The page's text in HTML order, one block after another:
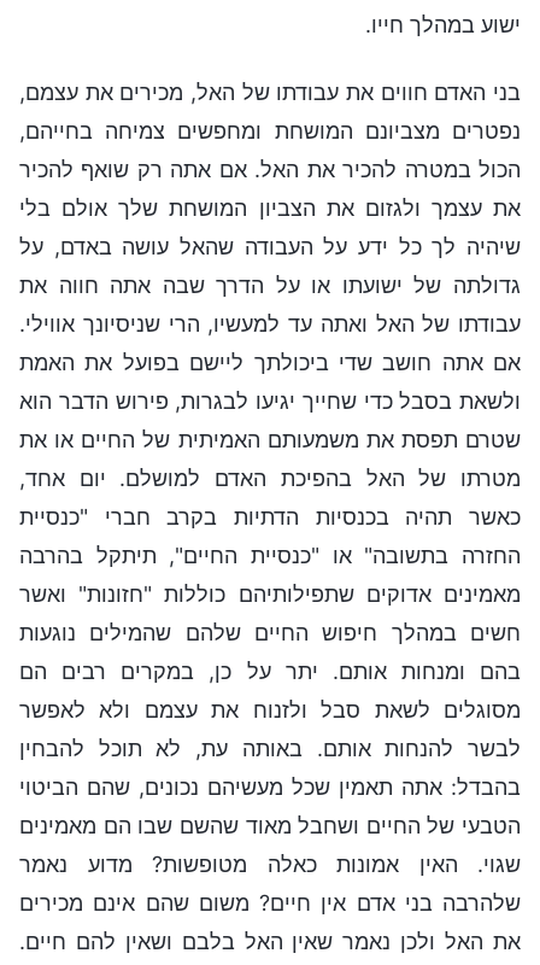
ישוע במהלך חייו.
בני האדם חווים את עבודתו של האל, מכירים את עצמם,
נפטרים מצביונם המושחת ומחפשים צמיחה בחייהם,
הכול במטרה להכיר את האל. אם אתה רק שואף להכיר
את עצמך ולגזום את הצביון המושחת שלך אולם בלי
שיהיה לך כל ידע על העבודה שהאל עושה באדם, על
גדולתה של ישועתו או על הדרך שבה אתה חווה את
עבודתו של האל ואתה עד למעשיו, הרי שניסיונך אווילי.
אם אתה חושב שדי ביכולתך ליישם בפועל את האמת
ולשאת בסבל כדי שחייך יגיעו לבגרות, פירוש הדבר הוא
שטרם תפסת את משמעותם האמיתית של החיים או את
מטרתו של האל בהפיכת האדם למושלם. יום אחד,
כאשר תהיה בכנסיות הדתיות בקרב חברי "כנסיית
החזרה בתשובה" או "כנסיית החיים", תיתקל בהרבה
מאמינים אדוקים שתפילותיהם כוללות "חזונות" ואשר
חשים במהלך חיפוש החיים שלהם שהמילים נוגעות
בהם ומנחות אותם. יתר על כן, במקרים רבים הם
מסוגלים לשאת סבל ולזנוח את עצמם ולא לאפשר
לבשר להנחות אותם. באותה עת, לא תוכל להבחין
בהבדל: אתה תאמין שכל מעשיהם נכונים, שהם הביטוי
הטבעי של החיים ושחבל מאוד שהשם שבו הם מאמינים
שגוי. האין אמונות כאלה מטופשות? מדוע נאמר
שלהרבה בני אדם אין חיים? משום שהם אינם מכירים
את האל ולכן נאמר שאין האל בלבם ושאין להם חיים.